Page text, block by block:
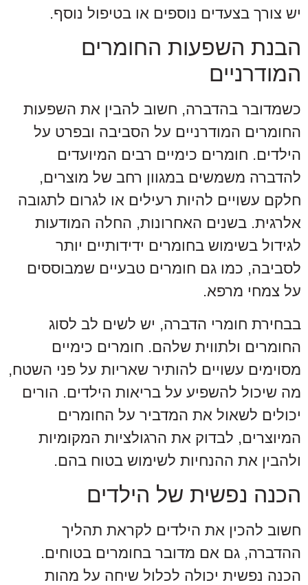
יש צורך בצעדים נוספים או בטיפול נוסף.
הבנת השפעות החומרים
המודרניים
כשמדובר בהדברה, חשוב להבין את השפעות
החומרים המודרניים על הסביבה ובפרט על
הילדים. חומרים כימיים רבים המיועדים
להדברה משמשים במגוון רחב של מוצרים,
חלקם עשויים להיות רעילים או לגרום לתגובה
אלרגית. בשנים האחרונות, החלה המודעות
לגידול בשימוש בחומרים ידידותיים יותר
לסביבה, כמו גם חומרים טבעיים שמבוססים
על צמחי מרפא.
בבחירת חומרי הדברה, יש לשים לב לסוג
החומרים ולתווית שלהם. חומרים כימיים
מסוימים עשויים להותיר שאריות על פני השטח,
מה שיכול להשפיע על בריאות הילדים. הורים
יכולים לשאול את המדביר על החומרים
המיוצרים, לבדוק את הרגולציות המקומיות
ולהבין את ההנחיות לשימוש בטוח בהם.
הכנה נפשית של הילדים
חשוב להכין את הילדים לקראת תהליך
ההדברה, גם אם מדובר בחומרים בטוחים.
הכנה נפשית יכולה לכלול שיחה על מהות